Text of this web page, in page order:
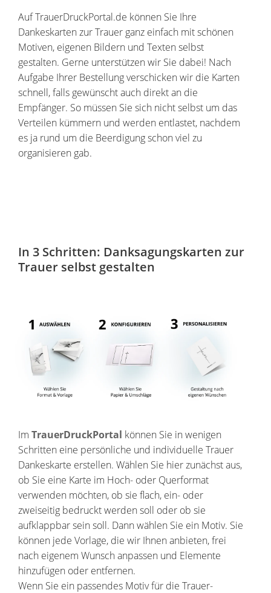
Auf TrauerDruckPortal.de können Sie Ihre
Dankeskarten zur Trauer ganz einfach mit schönen
Motiven, eigenen Bildern und Texten selbst
gestalten. Gerne unterstützen wir Sie dabei! Nach
Aufgabe Ihrer Bestellung verschicken wir die Karten
schnell, falls gewünscht auch direkt an die
Empfänger. So müssen Sie sich nicht selbst um das
Verteilen kümmern und werden entlastet, nachdem
es ja rund um die Beerdigung schon viel zu
organisieren gab.
In 3 Schritten: Danksagungskarten zur
Trauer selbst gestalten
Im TrauerDruckPortal können Sie in wenigen
Schritten eine persönliche und individuelle Trauer
Dankeskarte erstellen. Wählen Sie hier zunächst aus,
ob Sie eine Karte im Hoch- oder Querformat
verwenden möchten, ob sie flach, ein- oder
zweiseitig bedruckt werden soll oder ob sie
aufklappbar sein soll. Dann wählen Sie ein Motiv. Sie
können jede Vorlage, die wir Ihnen anbieten, frei
nach eigenem Wunsch anpassen und Elemente
hinzufügen oder entfernen.
Wenn Sie ein passendes Motiv für die Trauer-